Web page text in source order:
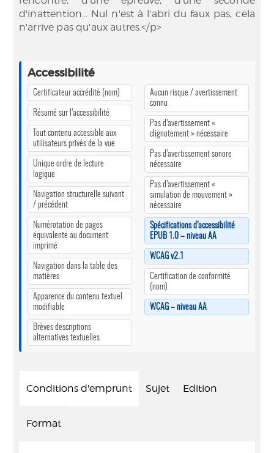
d'inattention… Nul n'est à l'abri du faux pas, cela
n'arrive pas qu'aux autres.</p>
Accessibilité
Certificateur accrédité (nom)
Résumé sur l’accessibilité
Tout contenu accessible aux
utilisateurs privés de la vue
Unique ordre de lecture
logique
Navigation structurelle suivant
/ précédent
Numérotation de pages
équivalente au document
imprimé
Navigation dans la table des
matières
Apparence du contenu textuel
modifiable
Brèves descriptions
alternatives textuelles
Aucun risque / avertissement
connu
Pas d’avertissement «
clignotement » nécessaire
Pas d’avertissement sonore
nécessaire
Pas d’avertissement «
simulation de mouvement »
nécessaire
Spécifications d’accessibilité
EPUB 1.0 – niveau AA
WCAG v2.1
Certification de conformité
(nom)
WCAG – niveau AA
Conditions d'emprunt Sujet Edition
Format